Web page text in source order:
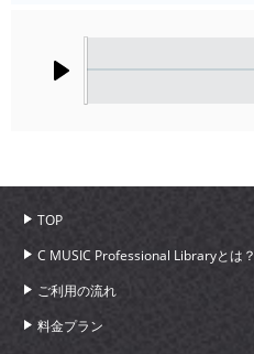
TOP
C MUSIC Professional Libraryとは？
ご利用の流れ
料金プラン